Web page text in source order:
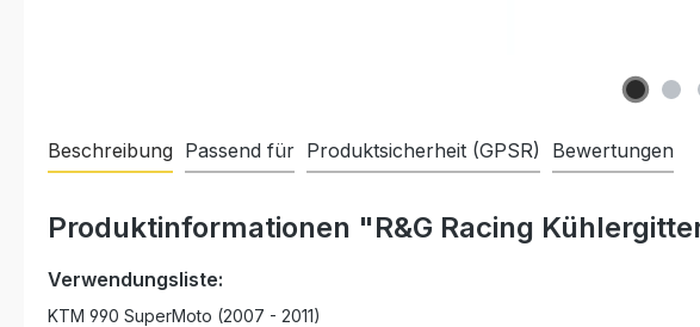
Beschreibung Passend für Produktsicherheit (GPSR) Bewertungen
Produktinformationen "R&G Racing
Verwendungsliste:
KTM 990 SuperMoto (2007 - 2011)